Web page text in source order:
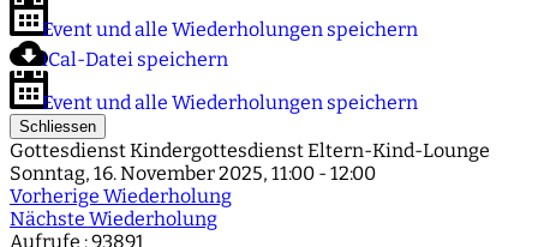
Event und alle Wiederholungen speichern
iCal-Datei speichern
Event und alle Wiederholungen speichern
Schliessen
Gottesdienst Kindergottesdienst Eltern-Kind-Lounge
Sonntag, 16. November 2025, 11:00 - 12:00
Vorherige Wiederholung
Nächste Wiederholung
Aufrufe : 93891